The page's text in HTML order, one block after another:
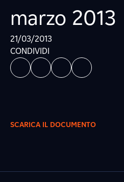
marzo 2013
21/03/2013
CONDIVIDI
SCARICA IL DOCUMENTO